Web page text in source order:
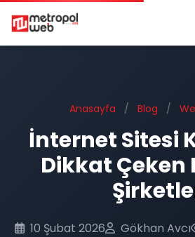
Ana içeriğe geç
Anasayfa / Blog /
İnternet Sitesi
Dikkat Çeken
10 Şubat 2026 Gökhan Avcı